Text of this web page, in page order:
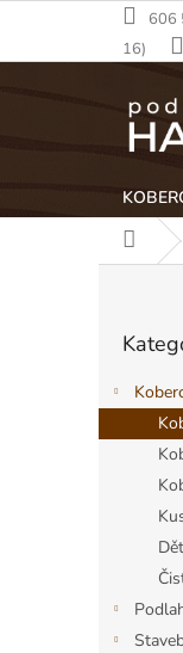
obsah
606
16)
Domů
a
n